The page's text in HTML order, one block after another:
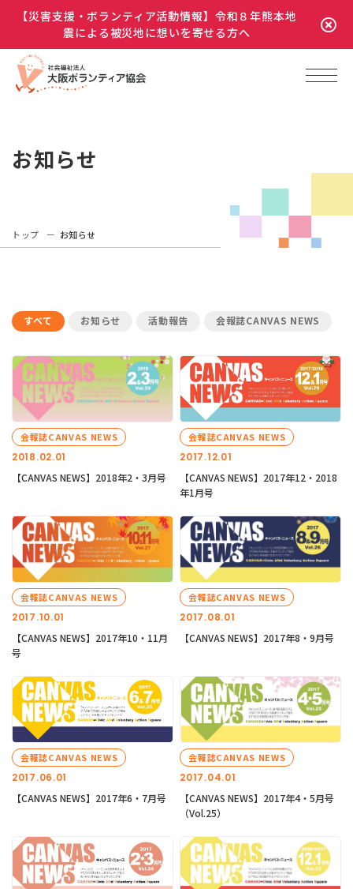
【災害支援・ボランティア活動情報】令和８年熊本地
震による被災地に想いを寄せる方へ
お知らせ
トップ お知らせ
すべて お知らせ 活動報告 会報誌CANVAS NEWS
2018.02.01
会報誌CANVAS NEWS
【CANVAS NEWS】2018年2・3月号
2017.12.01
会報誌CANVAS NEWS
【CANVAS NEWS】2017年12・2018
年1月号
2017.10.01
会報誌CANVAS NEWS
【CANVAS NEWS】2017年10・11月
号
2017.08.01
会報誌CANVAS NEWS
【CANVAS NEWS】2017年8・9月号
2017.06.01
会報誌CANVAS NEWS
【CANVAS NEWS】2017年6・7月号
2017.04.01
会報誌CANVAS NEWS
【CANVAS NEWS】2017年4・5月号
（Vol.25）